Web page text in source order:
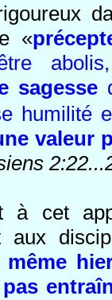
«
sagesse
humilité
valeur
à cet
aux